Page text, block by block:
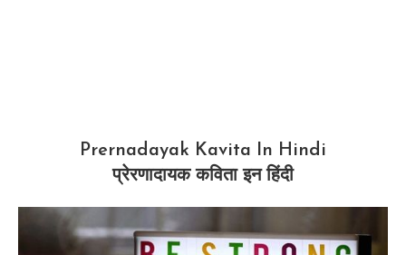
Prernadayak Kavita In Hindi
प्रेरणादायक कविता इन हिंदी